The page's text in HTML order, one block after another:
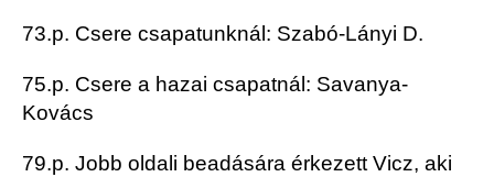
73.p. Csere csapatunknál: Szabó-Lányi D.
75.p. Csere a hazai csapatnál: Savanya-
Kovács
79.p. Jobb oldali beadására érkezett Vicz, aki